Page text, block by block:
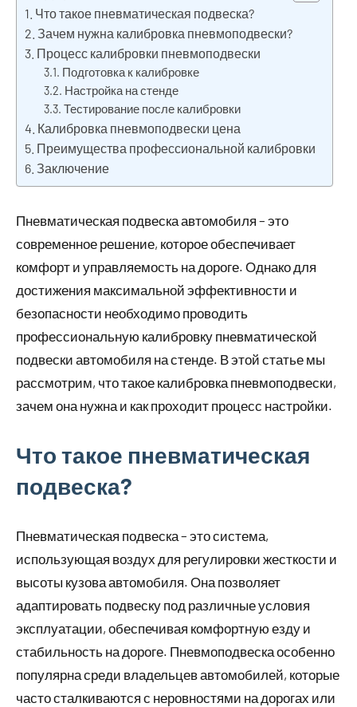
Что такое пневматическая подвеска?
Зачем нужна калибровка пневмоподвески?
Процесс калибровки пневмоподвески
Подготовка к калибровке
Настройка на стенде
Тестирование после калибровки
Калибровка пневмоподвески цена
Преимущества профессиональной калибровки
Заключение
Пневматическая подвеска автомобиля – это
современное решение, которое обеспечивает
комфорт и управляемость на дороге. Однако для
достижения максимальной эффективности и
безопасности необходимо проводить
профессиональную калибровку пневматической
подвески автомобиля на стенде. В этой статье мы
рассмотрим, что такое калибровка пневмоподвески,
зачем она нужна и как проходит процесс настройки.
Что такое пневматическая
подвеска?
Пневматическая подвеска – это система,
использующая воздух для регулировки жесткости и
высоты кузова автомобиля. Она позволяет
адаптировать подвеску под различные условия
эксплуатации, обеспечивая комфортную езду и
стабильность на дороге. Пневмоподвеска особенно
популярна среди владельцев автомобилей, которые
часто сталкиваются с неровностями на дорогах или